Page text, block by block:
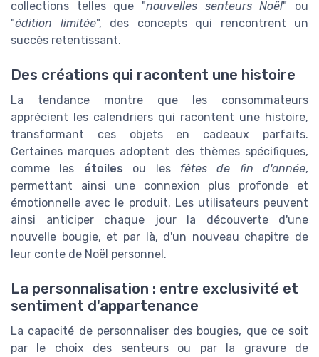
collections telles que "nouvelles senteurs Noël" ou
"édition limitée", des concepts qui rencontrent un
succès retentissant.
Des créations qui racontent une histoire
La tendance montre que les consommateurs
apprécient les calendriers qui racontent une histoire,
transformant ces objets en cadeaux parfaits.
Certaines marques adoptent des thèmes spécifiques,
comme les étoiles ou les fêtes de fin d'année,
permettant ainsi une connexion plus profonde et
émotionnelle avec le produit. Les utilisateurs peuvent
ainsi anticiper chaque jour la découverte d'une
nouvelle bougie, et par là, d'un nouveau chapitre de
leur conte de Noël personnel.
La personnalisation : entre exclusivité et
sentiment d'appartenance
La capacité de personnaliser des bougies, que ce soit
par le choix des senteurs ou par la gravure de